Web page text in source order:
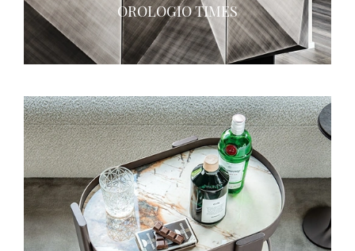
OROLOGIO TIMES